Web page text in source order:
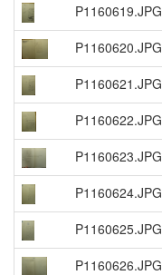
P1160619.JPG
P1160620.JPG
P1160621.JPG
P1160622.JPG
P1160623.JPG
P1160624.JPG
P1160625.JPG
P1160626.JPG